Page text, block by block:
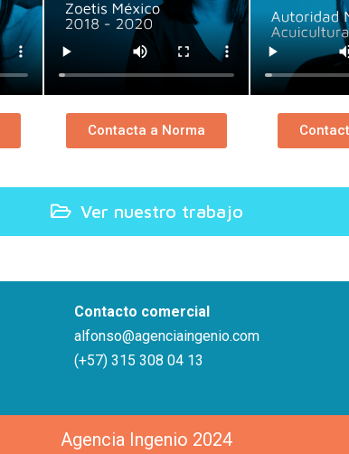
Contacta a Norma
Ver nuestro trabajo
Contacto comercial
alfonso@agenciaingenio.com
(+57) 315 308 04 13
Agencia Ingenio 2024